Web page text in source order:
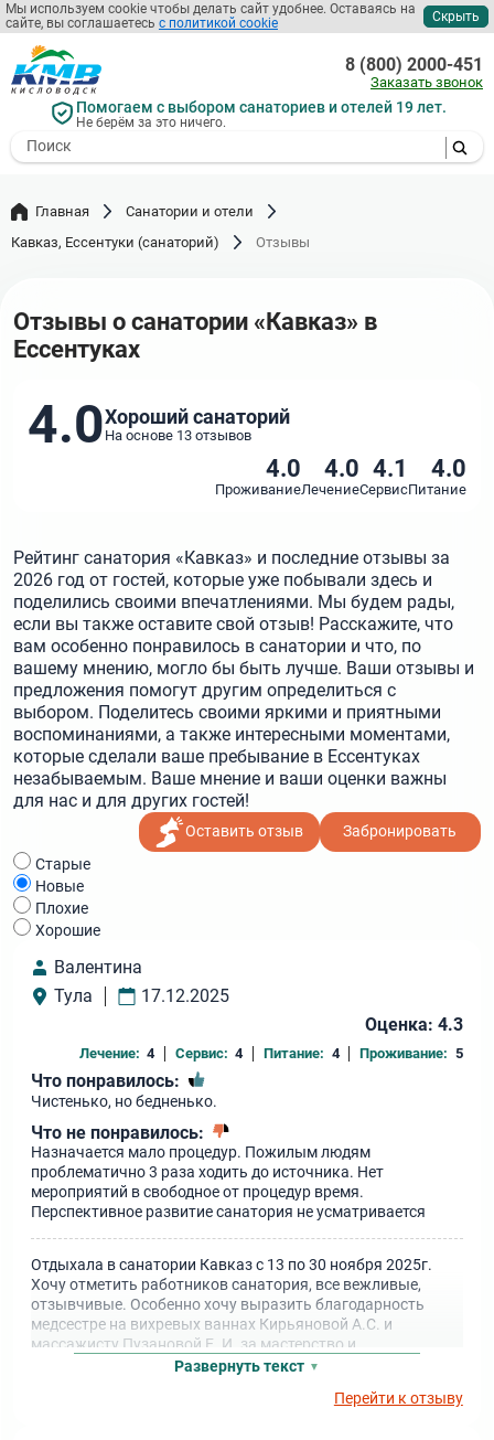
Мы используем cookie чтобы делать сайт удобнее. Оставаясь на
сайте, вы соглашаетесь с политикой cookie Скрыть
Перейти
к
основному
содержанию
Помогаем с выбором санаториев и отелей 19 лет.
Не берём за это ничего.
- I agree to the processing of my
8 (800) 2000-451
Заказать звонок
Главная
Санатории и отели
Кавказ, Ессентуки (санаторий)
Отзывы
Отзывы о санатории «Кавказ» в
Ессентуках
4.0Хороший санаторий
На основе 13 отзывов
4.0
Проживание
4.0
Лечение
4.1
Сервис
4.0
Питание
Рейтинг санатория «Кавказ» и последние отзывы за
2026 год от гостей, которые уже побывали здесь и
поделились своими впечатлениями. Мы будем рады,
если вы также оставите свой отзыв! Расскажите, что
вам особенно понравилось в санатории и что, по
вашему мнению, могло бы быть лучше. Ваши отзывы и
предложения помогут другим определиться с
выбором. Поделитесь своими яркими и приятными
воспоминаниями, а также интересными моментами,
которые сделали ваше пребывание в Ессентуках
незабываемым. Ваше мнение и ваши оценки важны
для нас и для других гостей!
Оставить отзыв
Забронировать
Cтарые
Новые
Плохие
Хорошие
Валентина
Тула
17.12.2025
Оценка: 4.3
Лечение: 4 Сервис: 4 Питание: 4 Проживание: 5
Что понравилось:
Чистенько, но бедненько.
Что не понравилось:
Назначается мало процедур. Пожилым людям
проблематично 3 раза ходить до источника. Нет
мероприятий в свободное от процедур время.
Перспективное развитие санатория не усматривается
Отдыхала в санатории Кавказ с 13 по 30 ноября 2025г.
Хочу отметить работников санатория, все вежливые,
отзывчивые. Особенно хочу выразить благодарность
медсестре на вихревых ваннах Кирьяновой А.С. и
массажисту Пузановой Е. И. за мастерство и
профессионализм. С наступающим Новым годом!
Развернуть текст
Перейти к отзыву